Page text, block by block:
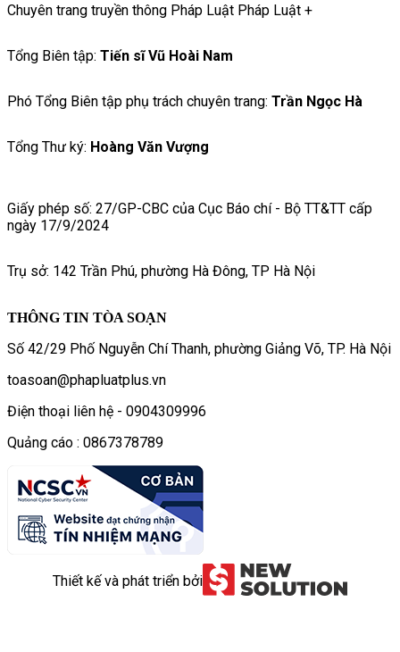
Chuyên trang truyền thông Pháp Luật Pháp Luật +
Tổng Biên tập: Tiến sĩ Vũ Hoài Nam
Phó Tổng Biên tập phụ trách chuyên trang: Trần Ngọc Hà
Tổng Thư ký: Hoàng Văn Vượng
Giấy phép số: 27/GP-CBC của Cục Báo chí - Bộ TT&TT cấp
ngày 17/9/2024
Trụ sở: 142 Trần Phú, phường Hà Đông, TP Hà Nội
THÔNG TIN TÒA SOẠN
Số 42/29 Phố Nguyễn Chí Thanh, phường Giảng Võ, TP. Hà Nội
toasoan@phapluatplus.vn
Điện thoại liên hệ - 0904309996
Quảng cáo : 0867378789
Thiết kế và phát triển bởi